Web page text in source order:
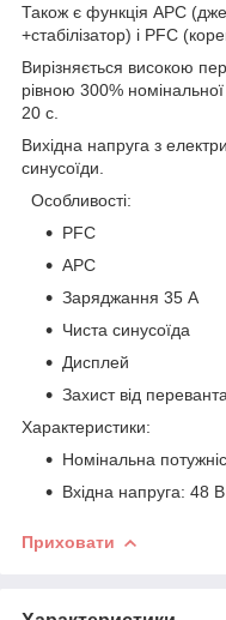
Також є функція APC
+стабілізатор) і PFC
Вирізняється високою
рівною 300%
20 с.
Вихідна напруга з
синусоїди.
Особливості:
PFC
APC
Заряджання 35 А
Чиста синусоїда
Дисплей
Захист від
Характеристики:
Номінальна
Вхідна напруга: 48
Приховати